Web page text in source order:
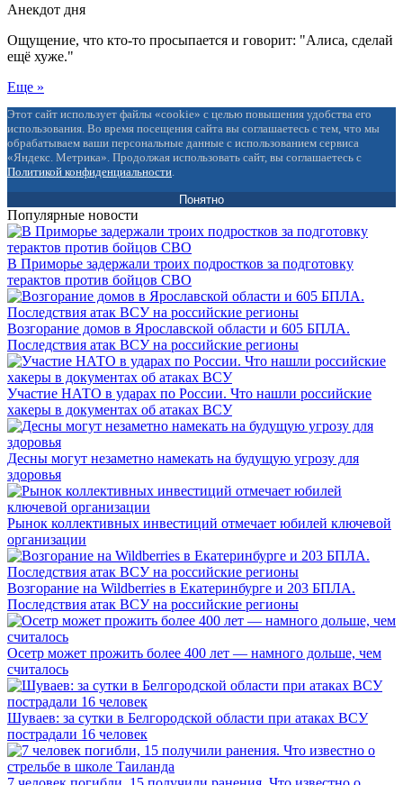
Анекдот дня
Ощущение, что кто-то просыпается и говорит: "Алиса, сделай
ещё хуже."
Еще »
Этот сайт использует файлы «cookie» с целью повышения удобства его
использования. Во время посещения сайта вы соглашаетесь с тем, что мы
обрабатываем ваши персональные данные с использованием сервиса
«Яндекс. Метрика». Продолжая использовать сайт, вы соглашаетесь с
Политикой конфиденциальности
Понятно
Популярные новости
В Приморье задержали троих подростков за подготовку
терактов против бойцов СВО
Возгорание домов в Ярославской области и 605 БПЛА.
Последствия атак ВСУ на российские регионы
Участие НАТО в ударах по России. Что нашли российские
хакеры в документах об атаках ВСУ
Десны могут незаметно намекать на будущую угрозу для
здоровья
Рынок коллективных инвестиций отмечает юбилей ключевой
организации
Возгорание на Wildberries в Екатеринбурге и 203 БПЛА.
Последствия атак ВСУ на российские регионы
Осетр может прожить более 400 лет — намного дольше, чем
считалось
Шуваев: за сутки в Белгородской области при атаках ВСУ
пострадали 16 человек